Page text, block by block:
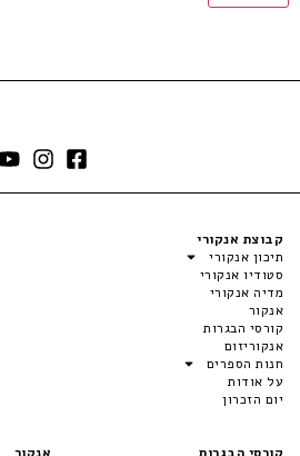
קבוצת אנקורי
תיכון אנקורי
סטודיו אנקורי
מדיה אנקורי
אנקור
קורסי הבגרות
אנקוריזום
חנות הספרים
על אודות
יום הזכרון